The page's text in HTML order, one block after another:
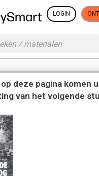
LOGIN
deze pagina komen
van het volgende